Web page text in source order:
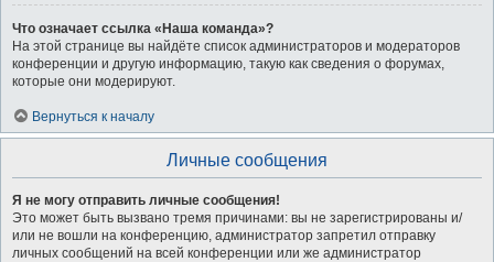
Что означает ссылка «Наша команда»?
На этой странице вы найдёте список администраторов и модераторов
конференции и другую информацию, такую как сведения о форумах,
которые они модерируют.
Вернуться к началу
Личные сообщения
Я не могу отправить личные сообщения!
Это может быть вызвано тремя причинами: вы не зарегистрированы и/
или не вошли на конференцию, администратор запретил отправку
личных сообщений на всей конференции или же администратор